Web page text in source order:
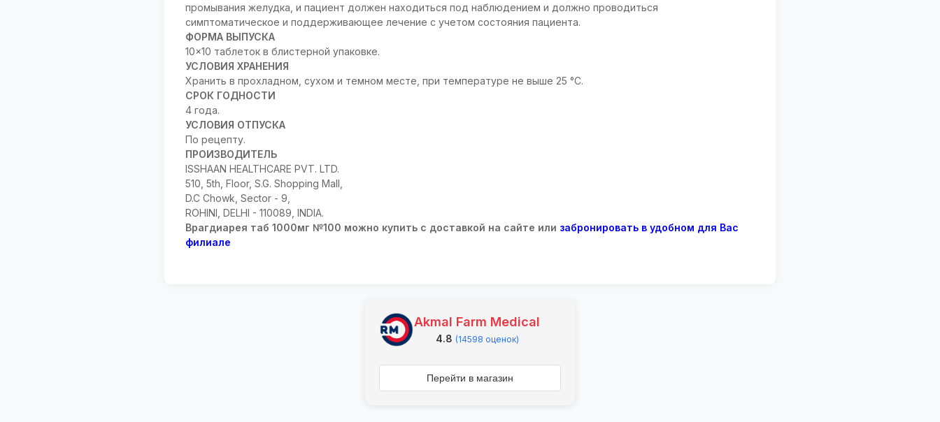
промывания желудка, и пациент должен находиться под наблюдением и должно проводиться
симптоматическое и поддерживающее лечение с учетом состояния пациента.
ФОРМА ВЫПУСКА
10x10 таблеток в блистерной упаковке.
УСЛОВИЯ ХРАНЕНИЯ
Хранить в прохладном, сухом и темном месте, при температуре не выше 25 °C.
СРОК ГОДНОСТИ
4 года.
УСЛОВИЯ ОТПУСКА
По рецепту.
ПРОИЗВОДИТЕЛЬ
ISSHAAN HEALTHCARE PVT. LTD.
510, 5th, Floor, S.G. Shopping Mall,
D.C Chowk, Sector - 9,
ROHINI, DELHI - 110089, INDIA.
Врагдиарея таб 1000мг №100 можно купить с доставкой на сайте или забронировать в удобном для Вас
филиале
Akmal Farm Medical
4.8 (14598 оценок)
Перейти в магазин